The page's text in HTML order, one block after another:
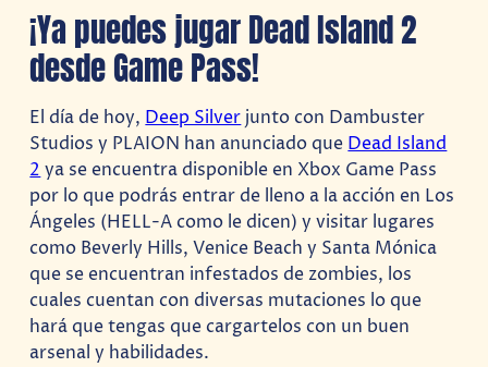
¡Ya puedes jugar Dead Island 2
desde Game Pass!
El día de hoy,Deep Silverjunto con Dambuster
Studios y PLAION han anunciado queDead Island
2ya se encuentra disponible en Xbox Game Pass
por lo que podrás entrar de lleno a la acción en Los
Ángeles (HELL-A como le dicen) y visitar lugares
como Beverly Hills, Venice Beach y Santa Mónica
que se encuentran infestados de zombies, los
cuales cuentan con diversas mutaciones lo que
hará que tengas que cargartelos con un buen
arsenal y habilidades.